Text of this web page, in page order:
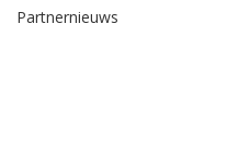
Partnernieuws